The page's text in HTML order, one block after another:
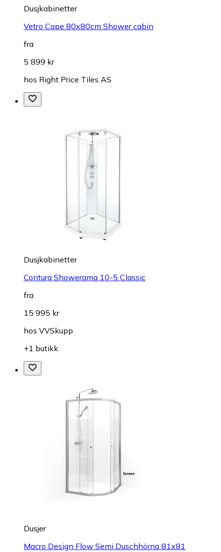
Dusjkabinetter
Vetro Cape 80x80cm Shower cabin
fra
5 899 kr
hos Right Price Tiles AS
Dusjkabinetter
Contura Showerama 10-5 Classic
fra
15 995 kr
hos VVSkupp
+1 butikk
Dusjer
Macro Design Flow Semi Duschhörna 81x81